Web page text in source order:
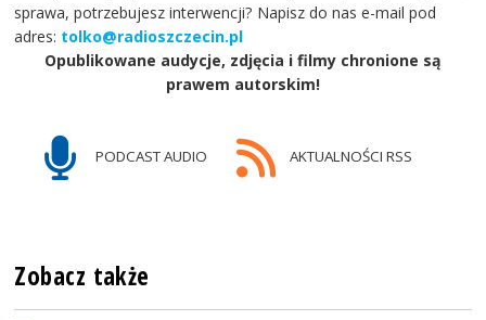
sprawa, potrzebujesz interwencji? Napisz do nas e-mail pod
adres: tolko@radioszczecin.pl
Opublikowane audycje, zdjęcia i filmy chronione są
prawem autorskim!
PODCAST AUDIO AKTUALNOŚCI RSS
Zobacz także